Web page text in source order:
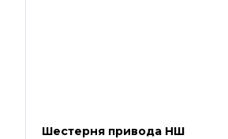
Шестерня привода НШ